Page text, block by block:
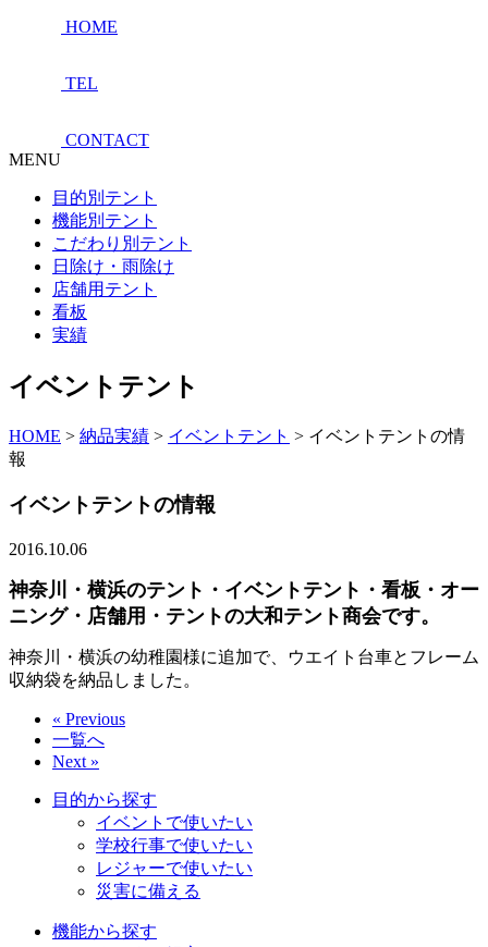
HOME
TEL
CONTACT
MENU
目的別テント
機能別テント
こだわり別テント
日除け・雨除け
店舗用テント
看板
実績
イベントテント
HOME > 納品実績 > イベントテント > イベントテントの情
報
イベントテントの情報
2016.10.06
神奈川・横浜のテント・イベントテント・看板・オー
ニング・店舗用・テントの大和テント商会です。
神奈川・横浜の幼稚園様に追加で、ウエイト台車とフレーム
収納袋を納品しました。
« Previous
一覧へ
Next »
目的から探す
イベントで使いたい
学校行事で使いたい
レジャーで使いたい
災害に備える
機能から探す